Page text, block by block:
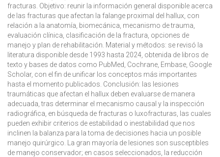
fracturas. Objetivo: reunir la información general disponible acerca
de las fracturas que afectan la falange proximal del hallux, con
relación a la anatomía, biomecánica, mecanismo de trauma,
evaluación clínica, clasificación de la fractura, opciones de
manejo y plan de rehabilitación. Material y métodos: se revisó la
literatura disponible desde 1993 hasta 2024, obtenida de libros de
texto y bases de datos como PubMed, Cochrane, Embase, Google
Scholar, con el fin de unificar los conceptos más importantes
hasta el momento publicados. Conclusión: las lesiones
traumáticas que afectan el hallux deben evaluarse de manera
adecuada, tras determinar el mecanismo causal y la inspección
radiográfica, en búsqueda de fracturas o luxofracturas, las cuales
pueden exhibir criterios de estabilidad o inestabilidad que nos
inclinen la balanza para la toma de decisiones hacia un posible
manejo quirúrgico. La gran mayoría de lesiones son susceptibles
de manejo conservador; en casos seleccionados, la reducción